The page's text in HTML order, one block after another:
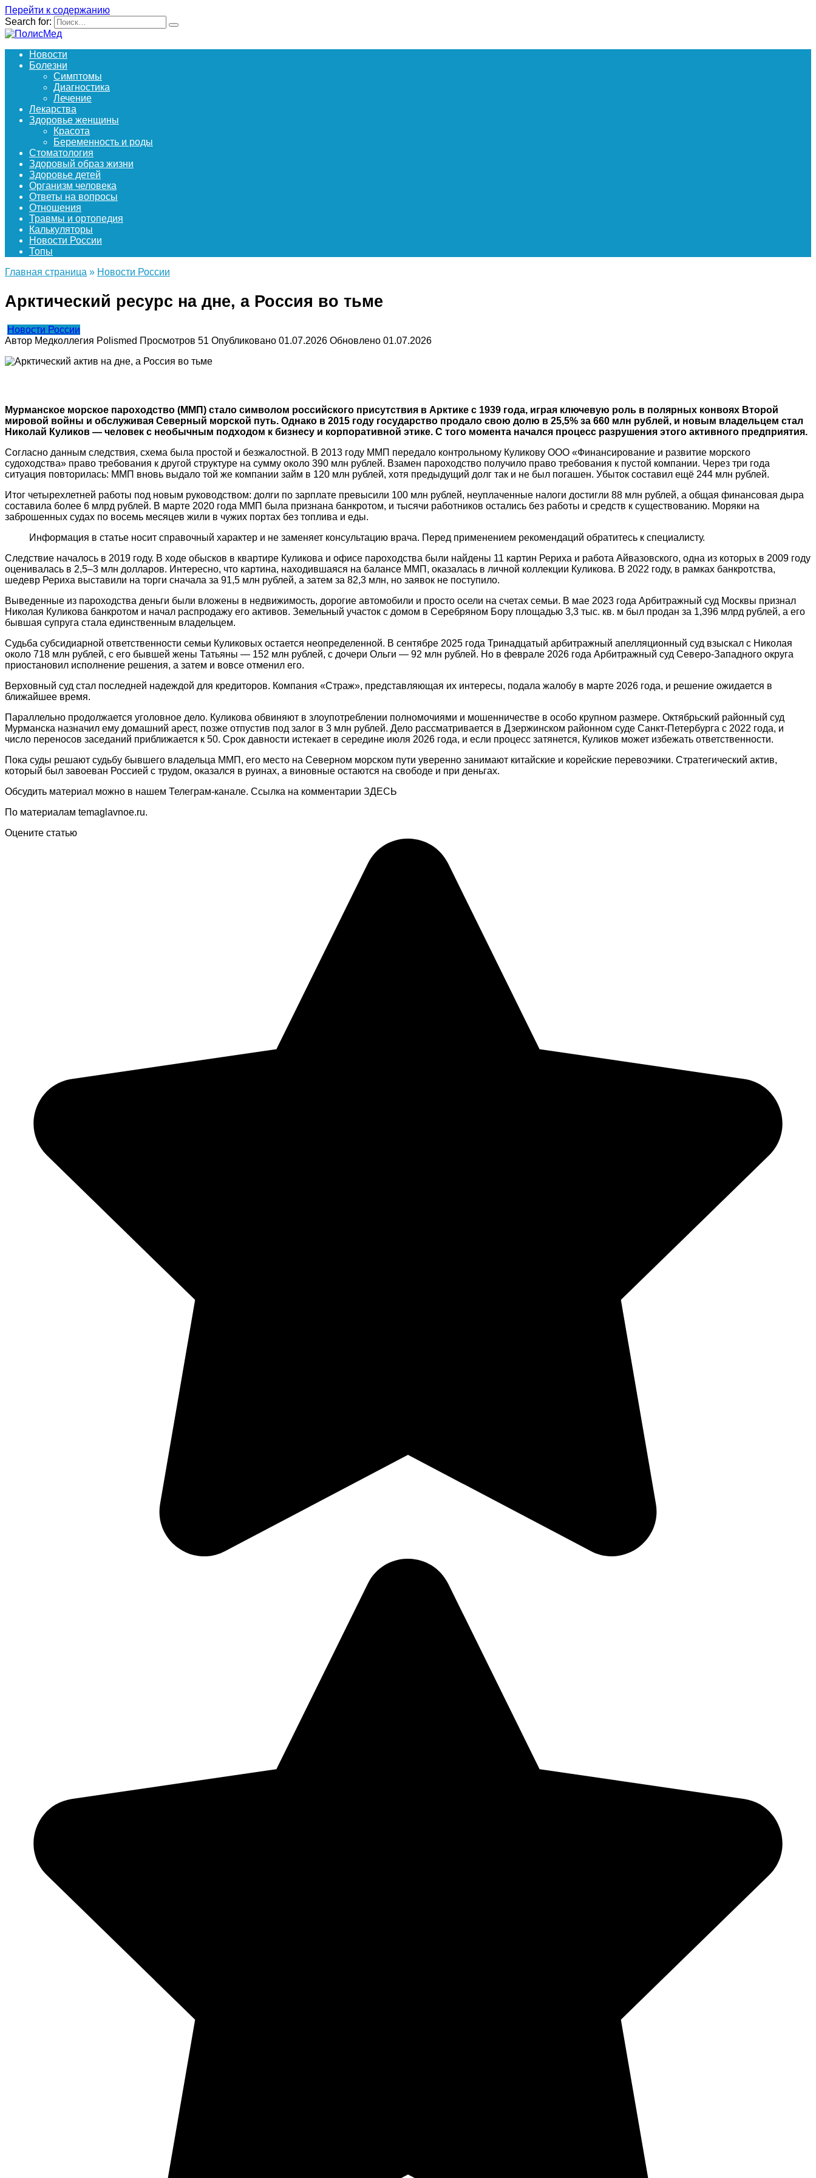
Перейти к содержанию
Search for:
Новости
Болезни
Симптомы
Диагностика
Лечение
Лекарства
Здоровье женщины
Красота
Беременность и роды
Стоматология
Здоровый образ жизни
Здоровье детей
Организм человека
Ответы на вопросы
Отношения
Травмы и ортопедия
Калькуляторы
Новости России
Топы
Главная страница » Новости России
Арктический ресурс на дне, а Россия во тьме
Новости России
Автор Медколлегия Polismed Просмотров 51 Опубликовано 01.07.2026 Обновлено 01.07.2026
Мурманское морское пароходство (ММП) стало символом российского присутствия в Арктике с 1939 года, играя ключевую роль в полярных конвоях Второй
мировой войны и обслуживая Северный морской путь. Однако в 2015 году государство продало свою долю в 25,5% за 660 млн рублей, и новым владельцем стал
Николай Куликов — человек с необычным подходом к бизнесу и корпоративной этике. С того момента начался процесс разрушения этого активного предприятия.
Согласно данным следствия, схема была простой и безжалостной. В 2013 году ММП передало контрольному Куликову ООО «Финансирование и развитие морского
судоходства» право требования к другой структуре на сумму около 390 млн рублей. Взамен пароходство получило право требования к пустой компании. Через три года
ситуация повторилась: ММП вновь выдало той же компании займ в 120 млн рублей, хотя предыдущий долг так и не был погашен. Убыток составил ещё 244 млн рублей.
Итог четырехлетней работы под новым руководством: долги по зарплате превысили 100 млн рублей, неуплаченные налоги достигли 88 млн рублей, а общая финансовая дыра
составила более 6 млрд рублей. В марте 2020 года ММП была признана банкротом, и тысячи работников остались без работы и средств к существованию. Моряки на
заброшенных судах по восемь месяцев жили в чужих портах без топлива и еды.
Информация в статье носит справочный характер и не заменяет консультацию врача. Перед применением рекомендаций обратитесь к специалисту.
Следствие началось в 2019 году. В ходе обысков в квартире Куликова и офисе пароходства были найдены 11 картин Рериха и работа Айвазовского, одна из которых в 2009 году
оценивалась в 2,5–3 млн долларов. Интересно, что картина, находившаяся на балансе ММП, оказалась в личной коллекции Куликова. В 2022 году, в рамках банкротства,
шедевр Рериха выставили на торги сначала за 91,5 млн рублей, а затем за 82,3 млн, но заявок не поступило.
Выведенные из пароходства деньги были вложены в недвижимость, дорогие автомобили и просто осели на счетах семьи. В мае 2023 года Арбитражный суд Москвы признал
Николая Куликова банкротом и начал распродажу его активов. Земельный участок с домом в Серебряном Бору площадью 3,3 тыс. кв. м был продан за 1,396 млрд рублей, а его
бывшая супруга стала единственным владельцем.
Судьба субсидиарной ответственности семьи Куликовых остается неопределенной. В сентябре 2025 года Тринадцатый арбитражный апелляционный суд взыскал с Николая
около 718 млн рублей, с его бывшей жены Татьяны — 152 млн рублей, с дочери Ольги — 92 млн рублей. Но в феврале 2026 года Арбитражный суд Северо-Западного округа
приостановил исполнение решения, а затем и вовсе отменил его.
Верховный суд стал последней надеждой для кредиторов. Компания «Страж», представляющая их интересы, подала жалобу в марте 2026 года, и решение ожидается в
ближайшее время.
Параллельно продолжается уголовное дело. Куликова обвиняют в злоупотреблении полномочиями и мошенничестве в особо крупном размере. Октябрьский районный суд
Мурманска назначил ему домашний арест, позже отпустив под залог в 3 млн рублей. Дело рассматривается в Дзержинском районном суде Санкт-Петербурга с 2022 года, и
число переносов заседаний приближается к 50. Срок давности истекает в середине июля 2026 года, и если процесс затянется, Куликов может избежать ответственности.
Пока суды решают судьбу бывшего владельца ММП, его место на Северном морском пути уверенно занимают китайские и корейские перевозчики. Стратегический актив,
который был завоеван Россией с трудом, оказался в руинах, а виновные остаются на свободе и при деньгах.
Обсудить материал можно в нашем Телеграм-канале. Ссылка на комментарии ЗДЕСЬ
По материалам temaglavnoe.ru.
Оцените статью